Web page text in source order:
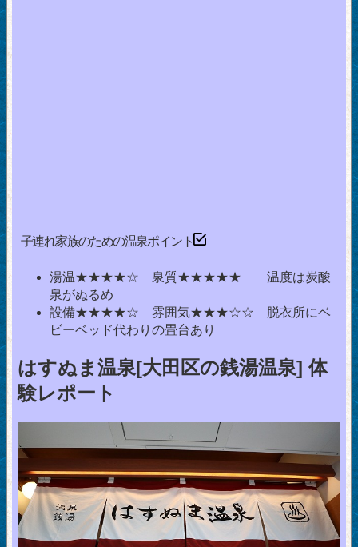
子連れ家族のための温泉ポイント
湯温★★★★☆ 泉質★★★★★ 温度は炭酸
泉がぬるめ
設備★★★★☆ 雰囲気★★★☆☆ 脱衣所にベ
ビーベッド代わりの畳台あり
はすぬま温泉[大田区の銭湯温泉] 体
験レポート